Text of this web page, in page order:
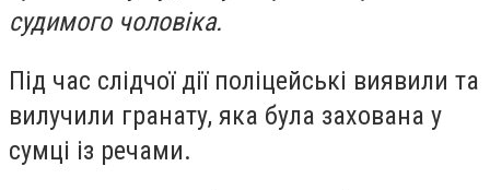
судимого чоловіка.
Під час слідчої дії поліцейські виявили та
вилучили гранату, яка була захована у
сумці із речами.